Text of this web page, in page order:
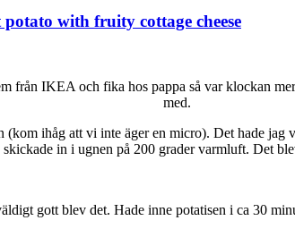
with fruity cottage cheese
från IKEA och fika hos pappa så var klockan
med.
ihåg att vi inte äger en micro). Det hade
in i ugnen på 200 grader varmluft. Det
gott blev det. Hade inne potatisen i ca 30